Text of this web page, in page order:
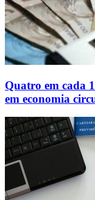
Quatro em cada
em economia